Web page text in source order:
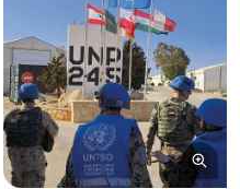
vergrößern